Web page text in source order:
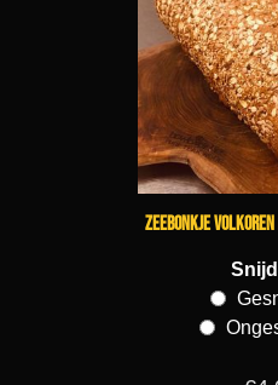
Zeebonkje